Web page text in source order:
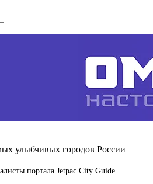
улыбчивых городов России
портала Jetpac City Guide